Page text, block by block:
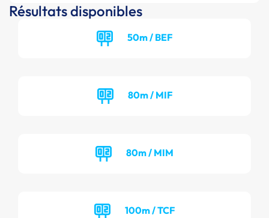
Résultats disponibles
50m / BEF
80m / MIF
80m / MIM
100m / TCF